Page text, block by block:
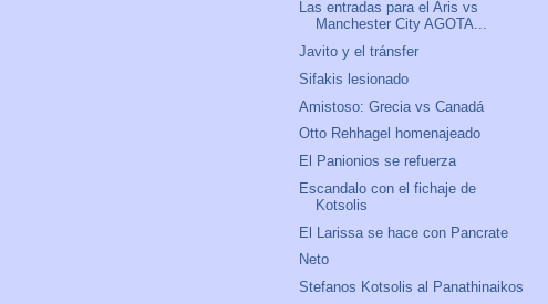
Las entradas para el Aris vs
Manchester City AGOTA...
Javito y el tránsfer
Sifakis lesionado
Amistoso: Grecia vs Canadá
Otto Rehhagel homenajeado
El Panionios se refuerza
Escandalo con el fichaje de
Kotsolis
El Larissa se hace con Pancrate
Neto
Stefanos Kotsolis al Panathinaikos